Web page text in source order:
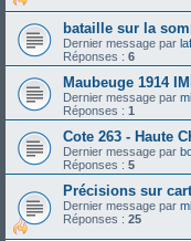
bataille sur la
Dernier message par
Réponses : 6
Maubeuge 1914
Dernier message par
Réponses : 1
Cote 263 - Haute
Dernier message par
Réponses : 5
Précisions sur
Dernier message par
Réponses : 25